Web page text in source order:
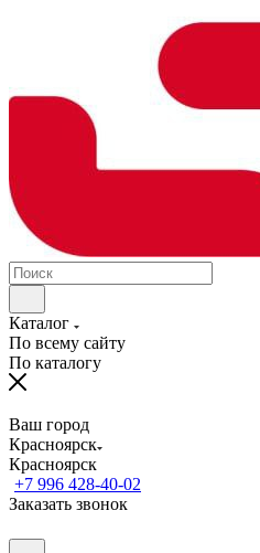
Каталог
По всему сайту
По каталогу
Ваш город
Красноярск
Красноярск
+7 996 428-40-02
Заказать звонок